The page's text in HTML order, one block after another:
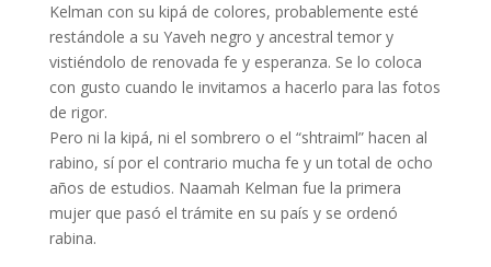
Kelman con su kipá de colores, probablemente esté
restándole a su Yaveh negro y ancestral temor y
vistiéndolo de renovada fe y esperanza. Se lo coloca
con gusto cuando le invitamos a hacerlo para las fotos
de rigor.
Pero ni la kipá, ni el sombrero o el “shtraiml” hacen al
rabino, sí por el contrario mucha fe y un total de ocho
años de estudios. Naamah Kelman fue la primera
mujer que pasó el trámite en su país y se ordenó
rabina.